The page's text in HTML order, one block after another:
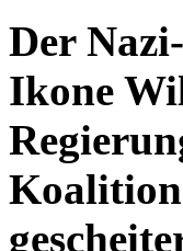
Der
Ikone